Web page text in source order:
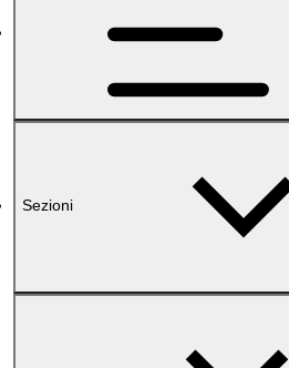
Sezioni